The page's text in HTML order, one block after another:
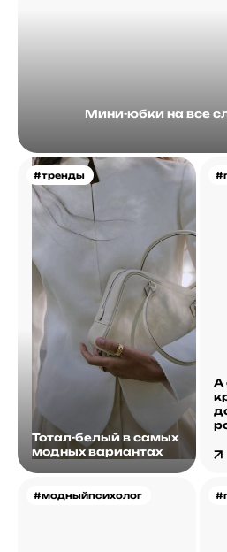
Мини-юбки на все
#тренды
Тотал-белый в самых
модных вариантах
А
#модныйпсихолог